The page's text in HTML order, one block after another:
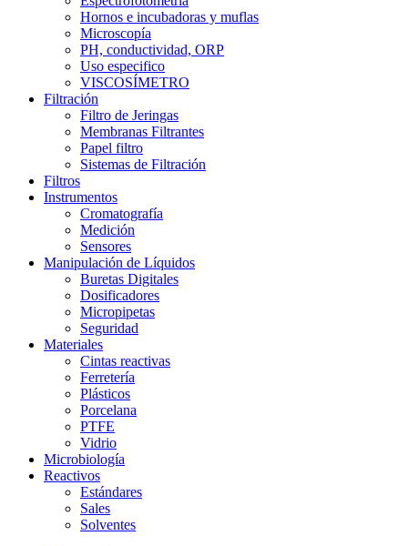
Hornos e incubadoras y muflas
Microscopía
PH, conductividad, ORP
Uso especifico
VISCOSÍMETRO
Filtración
Filtro de Jeringas
Membranas Filtrantes
Papel filtro
Sistemas de Filtración
Filtros
Instrumentos
Cromatografía
Medición
Sensores
Manipulación de Líquidos
Buretas Digitales
Dosificadores
Micropipetas
Seguridad
Materiales
Cintas reactivas
Ferretería
Plásticos
Porcelana
PTFE
Vidrio
Microbiología
Reactivos
Estándares
Sales
Solventes